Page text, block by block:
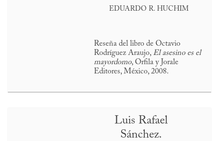
EDUARDO R. HUCHIM
Reseña del libro de Octavio
Rodríguez Araujo, El asesino es el
mayordomo, Orfila y Jorale
Editores, México, 2008.
Luis Rafael
Sánchez.